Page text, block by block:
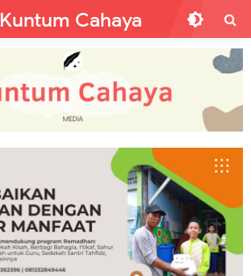
Kuntum Cahaya